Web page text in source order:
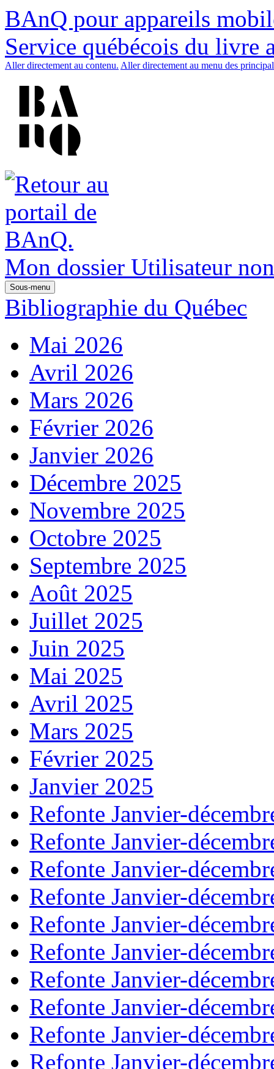
BAnQ pour appareils
Service québécois du livre
Aller directement au contenu. Aller directement au menu des
Mon dossier Utilisateur
Sous-menu
Bibliographie du Québec
Mai 2026
Avril 2026
Mars 2026
Février 2026
Janvier 2026
Décembre 2025
Novembre 2025
Octobre 2025
Septembre 2025
Août 2025
Juillet 2025
Juin 2025
Mai 2025
Avril 2025
Mars 2025
Février 2025
Janvier 2025
Refonte Janvier-
Refonte Janvier-
Refonte Janvier-
Refonte Janvier-
Refonte Janvier-
Refonte Janvier-
Refonte Janvier-
Refonte Janvier-
Refonte Janvier-
Refonte Janvier-